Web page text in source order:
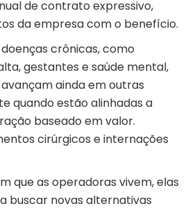
de contrato expressivo,
da empresa com o benefício.
crônicas, como
gestantes e saúde mental,
ainda em outras
quando estão alinhadas a
baseado em valor.
cirúrgicos e internações
que as operadoras vivem, elas
buscar novas alternativas